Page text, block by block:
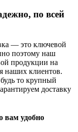
по всей
— это ключевой
поэтому наш
продукции на
наших клиентов.
то крупный
доставку
вам удобно